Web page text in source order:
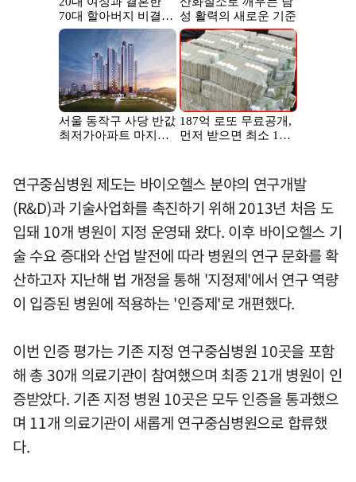
연구중심병원 제도는 바이오헬스 분야의 연구개발
(R&D)과 기술사업화를 촉진하기 위해 2013년 처음 도
입돼 10개 병원이 지정 운영돼 왔다. 이후 바이오헬스 기
술 수요 증대와 산업 발전에 따라 병원의 연구 문화를 확
산하고자 지난해 법 개정을 통해 '지정제'에서 연구 역량
이 입증된 병원에 적용하는 '인증제'로 개편했다.
이번 인증 평가는 기존 지정 연구중심병원 10곳을 포함
해 총 30개 의료기관이 참여했으며 최종 21개 병원이 인
증받았다. 기존 지정 병원 10곳은 모두 인증을 통과했으
며 11개 의료기관이 새롭게 연구중심병원으로 합류했
다.